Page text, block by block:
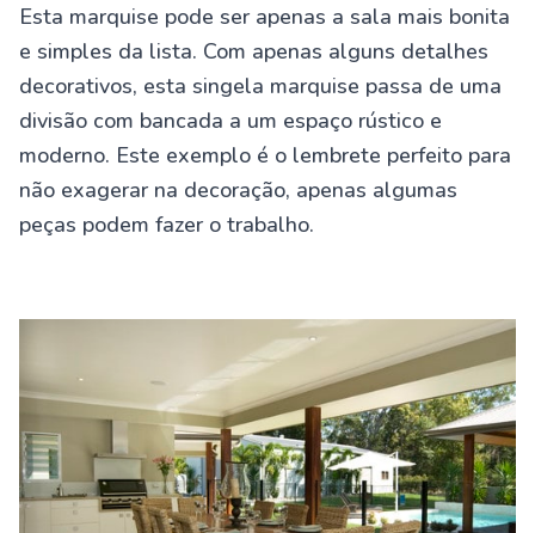
Esta marquise pode ser apenas a sala mais bonita
e simples da lista. Com apenas alguns detalhes
decorativos, esta singela marquise passa de uma
divisão com bancada a um espaço rústico e
moderno. Este exemplo é o lembrete perfeito para
não exagerar na decoração, apenas algumas
peças podem fazer o trabalho.